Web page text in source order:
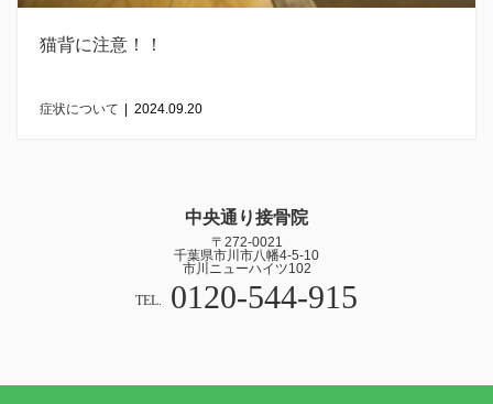
猫背に注意！！
症状について | 2024.09.20
中央通り接骨院
〒272-0021
千葉県市川市八幡4-5-10
市川ニューハイツ102
TEL. 0120-544-915